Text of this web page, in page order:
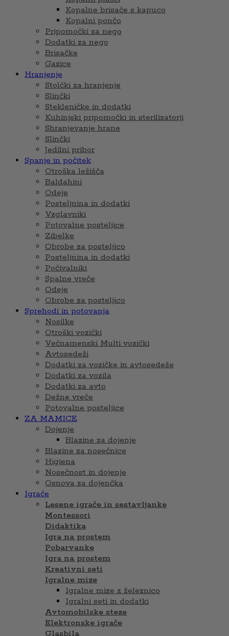
Kopalne brisače s kapuco
Kopalni pončo
Pripomočki za nego
Dodatki za nego
Brisačke
Gazice
Hranjenje
Stolčki za hranjenje
Slinčki
Stekleničke in dodatki
Kuhinjski pripomočki in sterilizatorji
Shranjevanje hrane
Slinčki
Jedilni pribor
Spanje in počitek
Otroška ležišča
Baldahini
Odeje
Posteljnina in dodatki
Vzglavniki
Potovalne posteljice
Zibelke
Obrobe za posteljico
Posteljnina in dodatki
Počivalniki
Spalne vreče
Odeje
Obrobe za posteljico
Sprehodi in potovanja
Nosilke
Otroški vozički
Večnamenski Multi vozički
Avtosedeži
Dodatki za vozičke in avtosedeže
Dodatki za vozila
Dodatki za avto
Dežne vreče
Potovalne posteljice
ZA MAMICE
Dojenje
Blazine za dojenje
Blazine za nosečnice
Higiena
Nosečnost in dojenje
Osnova za dojenčka
Igrače
Lesene igrače in sestavljanke
Montessori
Didaktika
Igra na prostem
Pobarvanke
Igra na prostem
Kreativni seti
Igralne mize
Igralne mize z železnico
Igralni seti in dodatki
Avtomobilske steze
Elektronske igrače
Glasbila